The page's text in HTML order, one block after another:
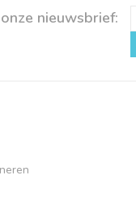
nieuwsbrief: